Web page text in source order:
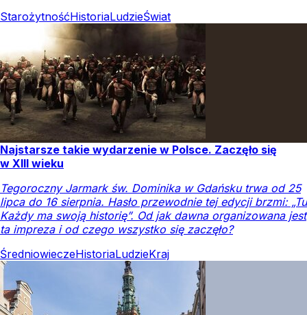
StarożytnośćHistoriaLudzieŚwiat
Najstarsze takie wydarzenie w Polsce. Zaczęło się
w XIII wieku
Tegoroczny Jarmark św. Dominika w Gdańsku trwa od 25
lipca do 16 sierpnia. Hasło przewodnie tej edycji brzmi: „Tu
Każdy ma swoją historię”. Od jak dawna organizowana jest
ta impreza i od czego wszystko się zaczęło?
ŚredniowieczeHistoriaLudzieKraj